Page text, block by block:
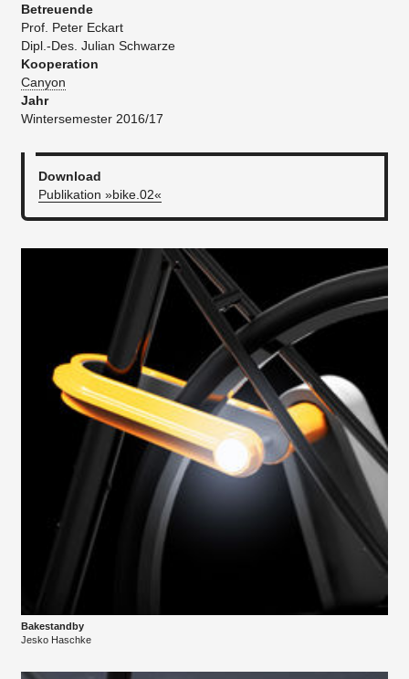
Betreuende
Prof. Peter Eckart
Dipl.-Des. Julian Schwarze
Kooperation
Canyon
Jahr
Wintersemester 2016/17
Download
Publikation »bike.02«
Bakestandby
Jesko Haschke